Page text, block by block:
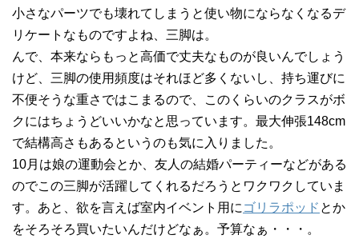
小さなパーツでも壊れてしまうと使い物にならなくなるデ
リケートなものですよね、三脚は。
んで、本来ならもっと高価で丈夫なものが良いんでしょう
けど、三脚の使用頻度はそれほど多くないし、持ち運びに
不便そうな重さではこまるので、このくらいのクラスがボ
クにはちょうどいいかなと思っています。最大伸張148cm
で結構高さもあるというのも気に入りました。
10月は娘の運動会とか、友人の結婚パーティーなどがある
のでこの三脚が活躍してくれるだろうとワクワクしていま
す。あと、欲を言えば室内イベント用に ゴリラポッド とか
をそろそろ買いたいんだけどなぁ。予算なぁ・・・。